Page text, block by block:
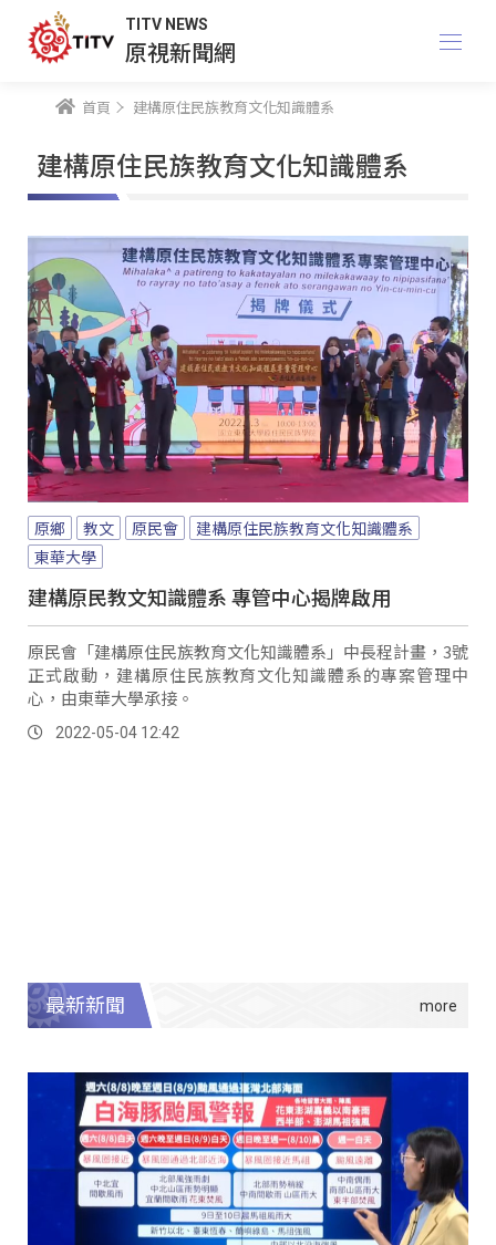
TITV NEWS
原視新聞網
首頁 建構原住民族教育文化知識體系
建構原住民族教育文化知識體系
原鄉 教文 原民會
建構原住民族教育文化知識體系
東華大學
建構原民教文知識體系 專管中心揭牌啟用
原民會「建構原住民族教育文化知識體系」中長程計畫，3號
正式啟動，建構原住民族教育文化知識體系的專案管理中
心，由東華大學承接。
2022-05-04 12:42
最新新聞